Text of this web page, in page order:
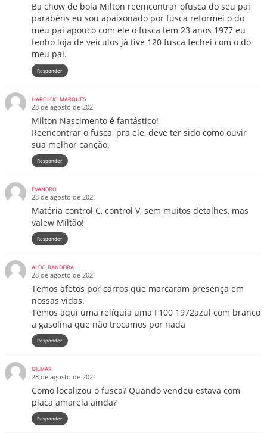
Ba chow de bola Milton reemcontrar ofusca do seu pai
parabéns eu sou apaixonado por fusca reformei o do
meu pai apouco com ele o fusca tem 23 anos 1977 eu
tenho loja de veículos já tive 120 fusca fechei com o do
meu pai.
Responder
HAROLDO MARQUES
28 de agosto de 2021
Milton Nascimento é fantástico!
Reencontrar o fusca, pra ele, deve ter sido como ouvir
sua melhor canção.
Responder
EVANDRO
28 de agosto de 2021
Matéria control C, control V, sem muitos detalhes, mas
valew Miltão!
Responder
ALDO BANDEIRA
28 de agosto de 2021
Temos afetos por carros que marcaram presença em
nossas vidas.
Temos aqui uma relíquia uma F100 1972azul com branco
a gasolina que não trocamos por nada
Responder
GILMAR
28 de agosto de 2021
Como localizou o fusca? Quando vendeu estava com
placa amarela ainda?
Responder